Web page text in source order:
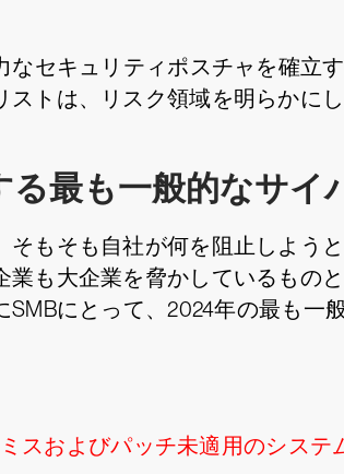
なセキュリティポスチャを確立
ストは、リスク領域を明らかに
る最も一般的なサイ
そもそも自社が何を阻止しよう
業も大企業を脅かしているもの
SMBにとって、2024年の最も
スおよびパッチ未適用のシステ